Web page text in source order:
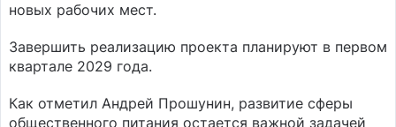
новых рабочих мест.
Завершить реализацию проекта планируют в первом
квартале 2029 года.
Как отметил Андрей Прошунин, развитие сферы
общественного питания остается важной задачей